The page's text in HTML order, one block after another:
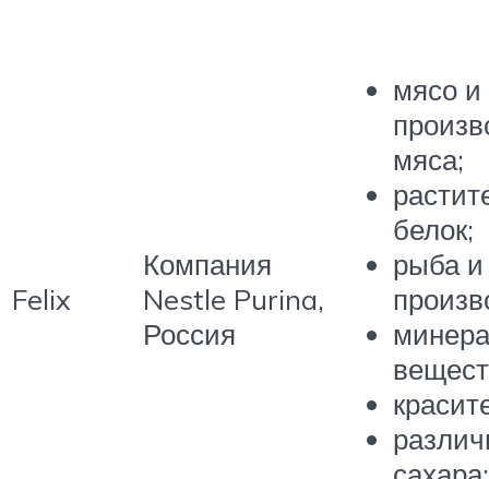
Felix
Компания
Nestle Purina,
Россия
мясо и
мяса;
белок;
рыба и